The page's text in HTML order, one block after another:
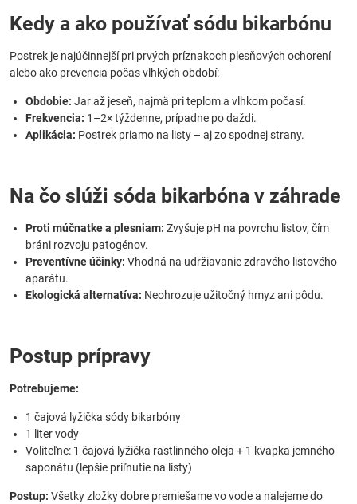
Kedy a ako používať sódu bikarbónu
Postrek je najúčinnejší pri prvých príznakoch plesňových ochorení
alebo ako prevencia počas vlhkých období:
Obdobie: Jar až jeseň, najmä pri teplom a vlhkom počasí.
Frekvencia: 1–2× týždenne, prípadne po daždi.
Aplikácia: Postrek priamo na listy – aj zo spodnej strany.
Na čo slúži sóda bikarbóna v záhrade
Proti múčnatke a plesniam: Zvyšuje pH na povrchu listov, čím
bráni rozvoju patogénov.
Preventívne účinky: Vhodná na udržiavanie zdravého listového
aparátu.
Ekologická alternatíva: Neohrozuje užitočný hmyz ani pôdu.
Postup prípravy
Potrebujeme:
1 čajová lyžička sódy bikarbóny
1 liter vody
Voliteľne: 1 čajová lyžička rastlinného oleja + 1 kvapka jemného
saponátu (lepšie priľnutie na listy)
Postup: Všetky zložky dobre premiešame vo vode a nalejeme do